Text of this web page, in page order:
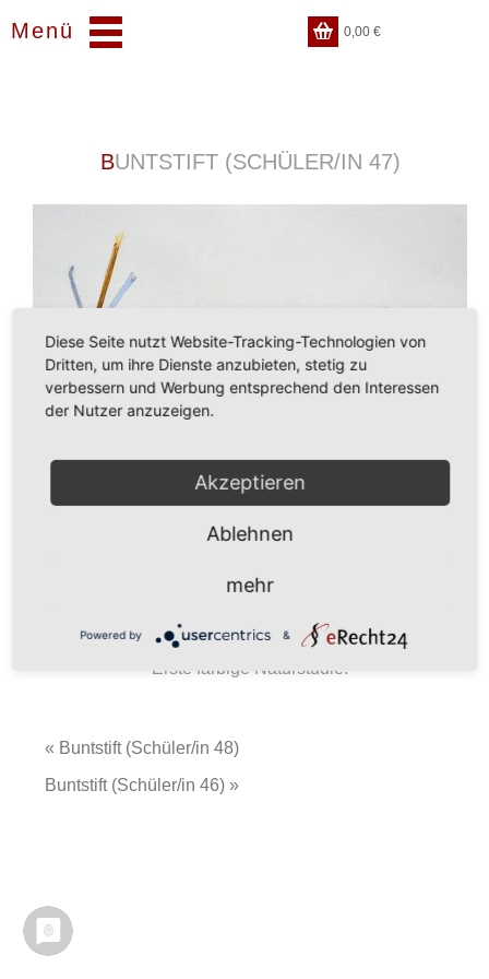
Menü 0,00€
BUNTSTIFT (SCHÜLER/IN 47)
30 x 40 cm
Erste farbige Naturstudie.
« Buntstift (Schüler/in 48)
Buntstift (Schüler/in 46) »
Diese Seite nutzt Website-Tracking-Technologien von
Dritten, um ihre Dienste anzubieten, stetig zu
verbessern und Werbung entsprechend den Interessen
der Nutzer anzuzeigen.
Akzeptieren
Ablehnen
mehr
Powered by &